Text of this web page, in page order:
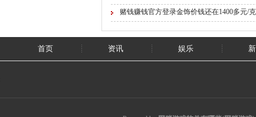
赌钱赚钱官方登录金饰价钱还在1400多元/
首页 资讯 娱乐